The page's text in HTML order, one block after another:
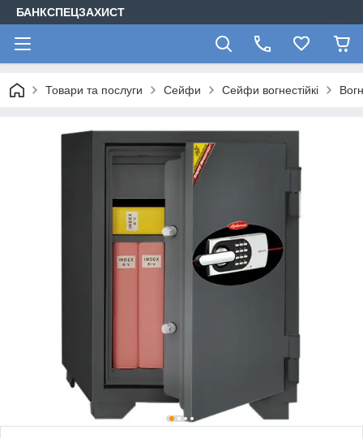
БАНКСПЕЦЗАХИСТ
Товари та послуги Сейфи Cейфи вогнестійкі